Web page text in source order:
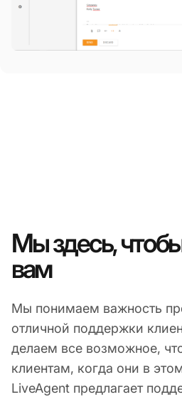
Мы здесь,
вам
Мы понимаем важность
отличной поддержки
делаем все возможное,
клиентам, когда они в
LiveAgent предлагает